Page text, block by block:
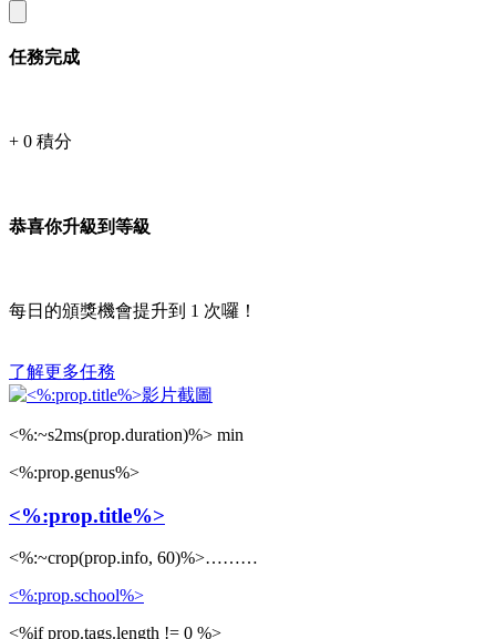
任務完成
+ 0 積分
恭喜你升級到等級
每日的頒獎機會提升到 1 次囉！
了解更多任務
<%:~s2ms(prop.duration)%> min
<%:prop.genus%>
<%:prop.title%>
<%:~crop(prop.info, 60)%>………
<%:prop.school%>
<%if prop.tags.length != 0 %>